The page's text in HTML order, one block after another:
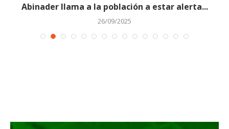
Abinader llama a la población a estar alerta...
26/09/2025